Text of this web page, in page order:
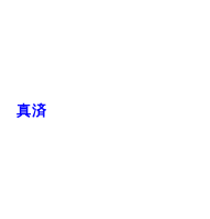
真済